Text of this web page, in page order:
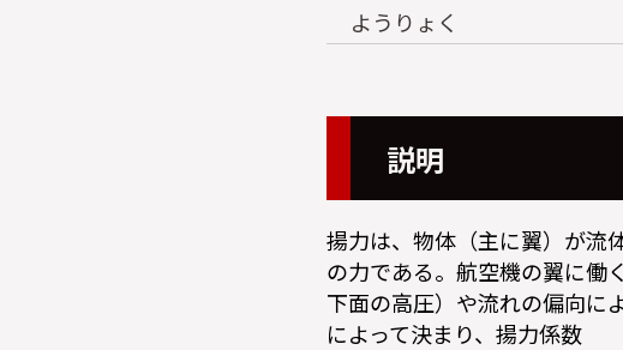
ようりょく
説明
揚力は、物体（主に翼）が流
の力である。航空機の翼に働
下面の高圧）や流れの偏向に
によって決まり、揚力係数